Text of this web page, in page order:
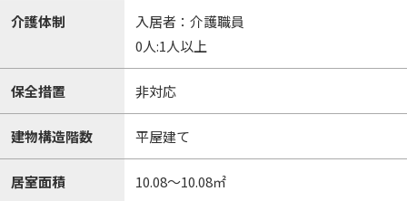
介護体制
入居者：介護職員
0人:1人以上
保全措置 非対応
建物構造階数 平屋建て
居室面積 10.08～10.08㎡